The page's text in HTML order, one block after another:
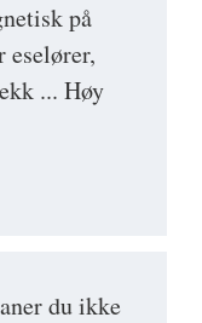
på
eselører,
... Høy
du ikke